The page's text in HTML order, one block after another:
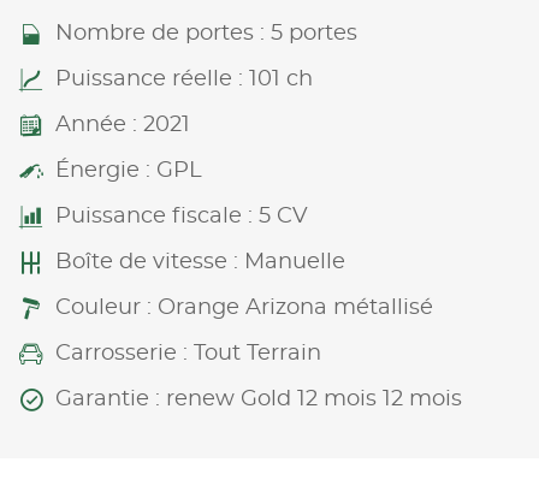
Nombre de portes : 5 portes
Puissance réelle : 101 ch
Année : 2021
Énergie : GPL
Puissance fiscale : 5 CV
Boîte de vitesse : Manuelle
Couleur : Orange Arizona métallisé
Carrosserie : Tout Terrain
Garantie : renew Gold 12 mois 12 mois